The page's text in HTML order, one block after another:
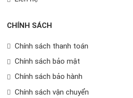
CHÍNH SÁCH
Chính sách thanh toán
Chính sách bảo mật
Chính sách bảo hành
Chính sách vận chuyển